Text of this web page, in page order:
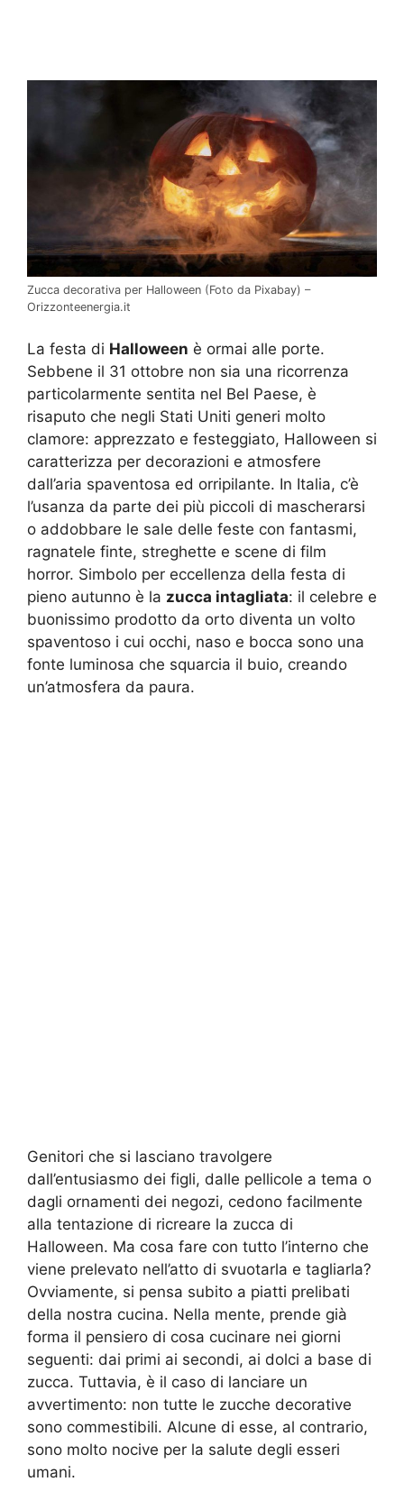
Zucca decorativa per Halloween (Foto da Pixabay) –
Orizzonteenergia.it
La festa di Halloween è ormai alle porte.
Sebbene il 31 ottobre non sia una ricorrenza
particolarmente sentita nel Bel Paese, è
risaputo che negli Stati Uniti generi molto
clamore: apprezzato e festeggiato, Halloween si
caratterizza per decorazioni e atmosfere
dall’aria spaventosa ed orripilante. In Italia, c’è
l’usanza da parte dei più piccoli di mascherarsi
o addobbare le sale delle feste con fantasmi,
ragnatele finte, streghette e scene di film
horror. Simbolo per eccellenza della festa di
pieno autunno è la zucca intagliata: il celebre e
buonissimo prodotto da orto diventa un volto
spaventoso i cui occhi, naso e bocca sono una
fonte luminosa che squarcia il buio, creando
un’atmosfera da paura.
Genitori che si lasciano travolgere
dall’entusiasmo dei figli, dalle pellicole a tema o
dagli ornamenti dei negozi, cedono facilmente
alla tentazione di ricreare la zucca di
Halloween. Ma cosa fare con tutto l’interno che
viene prelevato nell’atto di svuotarla e tagliarla?
Ovviamente, si pensa subito a piatti prelibati
della nostra cucina. Nella mente, prende già
forma il pensiero di cosa cucinare nei giorni
seguenti: dai primi ai secondi, ai dolci a base di
zucca. Tuttavia, è il caso di lanciare un
avvertimento: non tutte le zucche decorative
sono commestibili. Alcune di esse, al contrario,
sono molto nocive per la salute degli esseri
umani.